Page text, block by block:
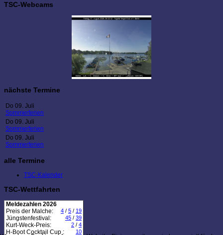
TSC-Webcams
nächste Termine
Do 09. Juli
Sommerferien
Do 09. Juli
Sommerferien
Do 09. Juli
Sommerferien
alle Termine
TSC-Kalender
TSC-Wettfahrten
Meldezahlen 2026
Preis der Malche:
4 / 5 / 19
Jüngstenfestival: 45 / 39
Kurt-Weck-Preis: 2 / 4
H-Boot Cocktail Cup : 10